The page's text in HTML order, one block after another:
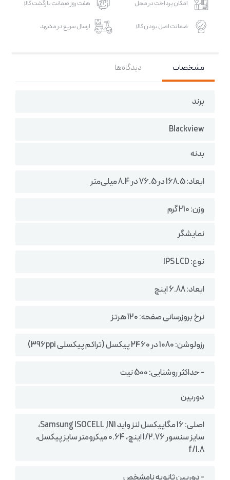
امکان پرداخت در محل هفت روز ضمانت بازگشت کالا
ضمانت اصل بودن کالا ارسال سریع در مشهد
مشخصات دیدگاه‌ها
برند
Blackview
بدنه
ابعاد: 168.5 در 76.5 در 8.4 میلی‌متر
وزن: 210 گرم
نمایشگر
نوع: IPS LCD
ابعاد: 6.88 اینچ
نرخ بروزرسانی صفحه: 120 هرتز
رزولوشن: 1080 در 2460 پیکسل (تراکم پیکسلی 396ppi)
- حداکثر روشنایی: 500 نیت
دوربین
اصلی: 16 مگاپیکسل لنز واید Samsung ISOCELL JN1،
سایز سنسور 1/2.76 اینچ، 0.64 میکرومتر سایز پیکسل،
f/1.8
- دوربین ثانویه نامشخص